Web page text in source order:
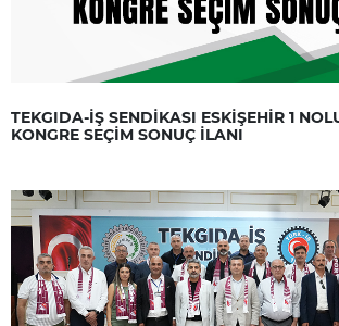
TEKGIDA-İŞ SENDİKASI ESKİŞEHİR 1
KONGRE SEÇİM SONUÇ İLANI